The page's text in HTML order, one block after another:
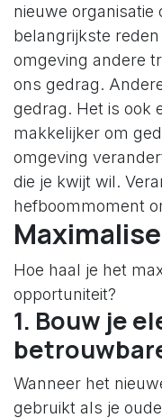
nieuwe organisatie
belangrijkste
omgeving andere
ons gedrag.
gedrag. Het is ook
makkelijker om
omgeving
die je kwijt wil.
hefboommoment
Hoe haal je het
opportuniteit?
1. Bouw je
Wanneer het
gebruikt als je